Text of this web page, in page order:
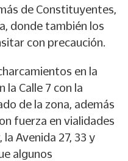
de Constituyentes,
donde también los
con precaución.
en la
la Calle 7 con la
de la zona, además
fuerza en vialidades
Avenida 27, 33 y
algunos